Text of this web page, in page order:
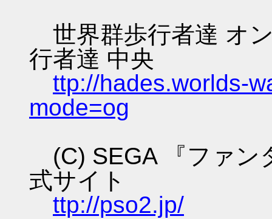
世界群歩行者達 オ
行者達 中央
ttp://hades.worlds-
mode=og
(C) SEGA 『ファン
式サイト
ttp://pso2.jp/